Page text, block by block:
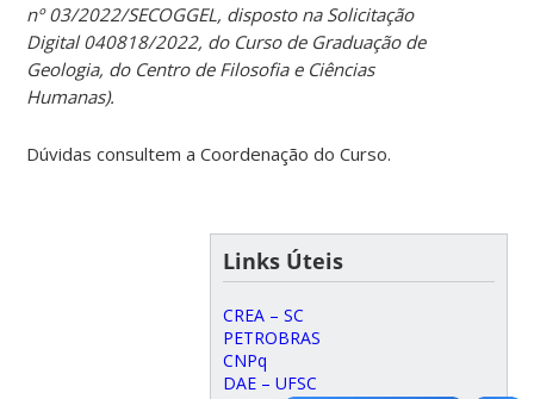
nº 03/2022/SECOGGEL, disposto na Solicitação
Digital 040818/2022, do Curso de Graduação de
Geologia, do Centro de Filosofia e Ciências
Humanas).
Dúvidas consultem a Coordenação do Curso.
Links Úteis
CREA – SC
PETROBRAS
CNPq
DAE – UFSC